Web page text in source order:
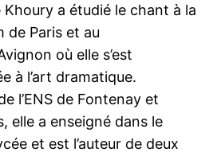
Khoury a étudié le chant à la
de Paris et au
où elle s’est
à l’art dramatique.
l’ENS de Fontenay et
elle a enseigné dans le
et est l’auteur de deux